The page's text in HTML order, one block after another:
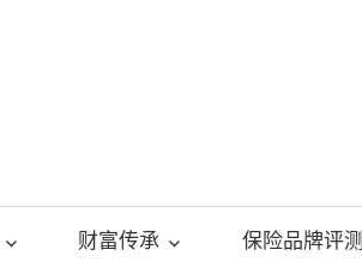
财富传承 保险品牌评测